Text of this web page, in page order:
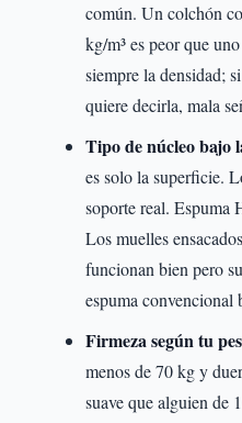
común. Un colchón
kg/m³ es peor que
siempre la densidad;
quiere decirla, mala
Tipo de núcleo bajo
es solo la superficie.
soporte real. Espuma
Los muelles
funcionan bien pero
espuma convencional
Firmeza según tu
menos de 70 kg y
suave que alguien de